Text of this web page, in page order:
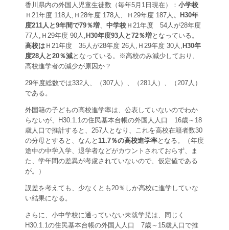
香川県内の外国人児童生徒数（毎年5月1日現在）： 小学校
Ｈ21年度 118人,Ｈ28年度 178人、Ｈ29年度 187人 、H30年
度211人と9年間で79％増、 中学校 Ｈ21年度 54人が28年度
77人,Ｈ29年度 90人, H30年度93人と72％増となっている。
高校は Ｈ21年度 35人が28年度 26人,Ｈ29年度 30人, H30年
度28人と20％減となっている。※高校のみ減少しており、
高校進学者の減少が原因か？
29年度総数では332人、（307人）、（281人）、（207人）
である。
外国籍の子どもの高校進学率は、公表していないのでわか
らないが、H30.1.1の住民基本台帳の外国人人口 16歳～18
歳人口で推計すると、257人となり、これを高校在籍者数30
の分母とすると、なんと 11.7％の高校進学率となる。（年度
途中の中学入学、退学者などがカウントされておらず、ま
た、学年間の差異が考慮されていないので、仮定値である
が。）
誤差を考えても、少なくとも20％しか高校に進学していな
い結果になる。
さらに、小中学校に通っていない未就学児は、同じく
H30.1.1の住民基本台帳の外国人人口 7歳～15歳人口で推